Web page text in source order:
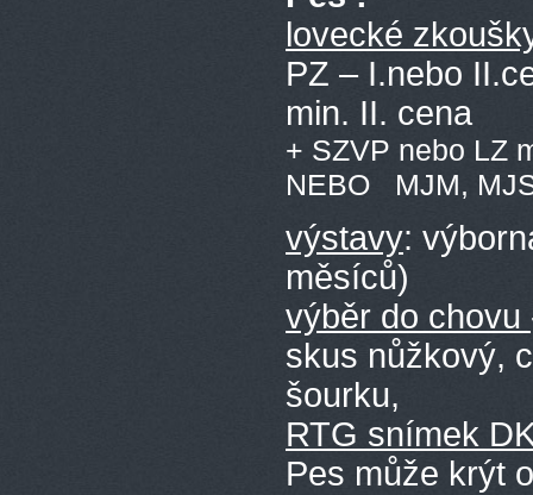
lovecké
PZ – I.nebo
min. II. cena
+ SZVP nebo
NEBO MJM,
výstavy:
měsíců)
výběr do chovu
skus nůžkový,
šourku,
RTG snímek
Pes může krýt